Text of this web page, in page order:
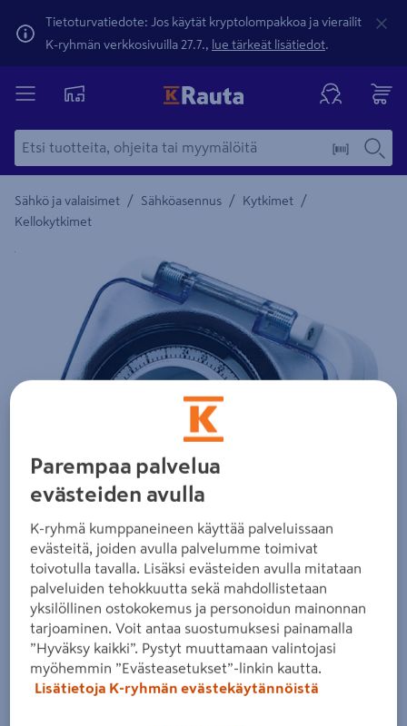
Tietoturvatiedote: Jos käytät kryptolompakkoa ja vierailit
K-ryhmän verkkosivuilla 27.7., lue tärkeät lisätiedot.
Sähkö ja valaisimet / Sähköasennus / Kytkimet /
Kellokytkimet
Yksityiskohtainen kuvaus löytyy Tuotteen kuvaus -
Parempaa palvelua
evästeiden avulla
K-ryhmä kumppaneineen käyttää palveluissaan
evästeitä, joiden avulla palvelumme toimivat
toivotulla tavalla. Lisäksi evästeiden avulla mitataan
palveluiden tehokkuutta sekä mahdollistetaan
yksilöllinen ostokokemus ja personoidun mainonnan
tarjoaminen. Voit antaa suostumuksesi painamalla
”Hyväksy kaikki”. Pystyt muuttamaan valintojasi
myöhemmin ”Evästeasetukset”-linkin kautta.
Lisätietoja K-ryhmän evästekäytännöistä